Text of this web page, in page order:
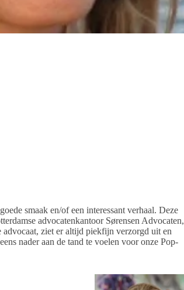
smaak en/of een interessant verhaal. Deze
advocatenkantoor Sørensen Advocaten,
advocaat, ziet er altijd piekfijn verzorgd uit en
nader aan de tand te voelen voor onze Pop-